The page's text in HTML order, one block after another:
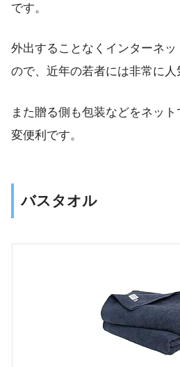
です。
外出することなくインターネ
ので、近年の若者には非常に人
また贈る側も包装などをネッ
変便利です。
バスタオル